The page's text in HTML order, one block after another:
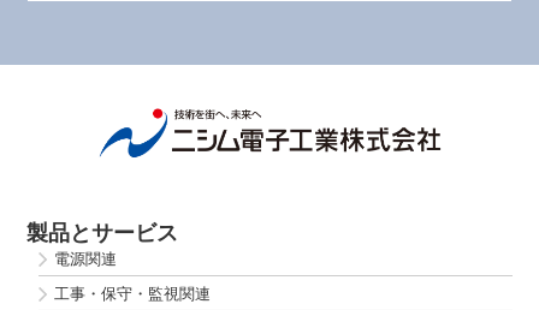
製品とサービス
電源関連
工事・保守・監視関連